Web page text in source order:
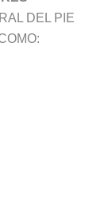
DEL PIE